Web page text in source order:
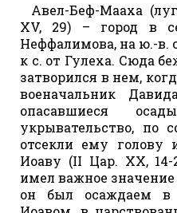
Авел-Беф-Мааха
XV, 29) – город в
Неффалимова, на ю.-в.
к с. от Гулеха. Сюда
затворился в нем,
военачальник
опасавшиеся
укрывательство, по
отсекли ему голову
Иоаву (II Цар. XX, 14-
имел важное
он был осаждаем в